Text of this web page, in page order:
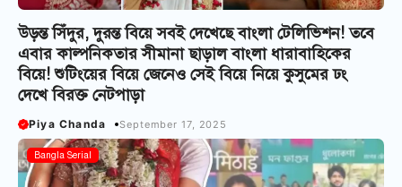
উড়ন্ত সিঁদুর, দুরন্ত বিয়ে সবই দেখেছে বাংলা টেলিভিশন! তবে
এবার কাল্পনিকতার সীমানা ছাড়াল বাংলা ধারাবাহিকের
বিয়ে! শুটিংয়ের বিয়ে জেনেও সেই বিয়ে নিয়ে কুসুমের ঢং
দেখে বিরক্ত নেটপাড়া
Piya Chanda September 17, 2025
Bangla Serial